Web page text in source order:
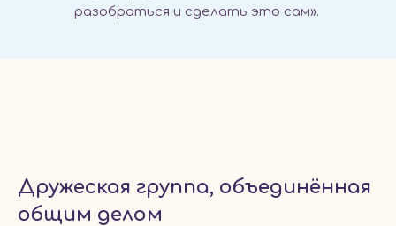
разобраться и сделать это сам».
Дружеская группа, объединённая
общим делом